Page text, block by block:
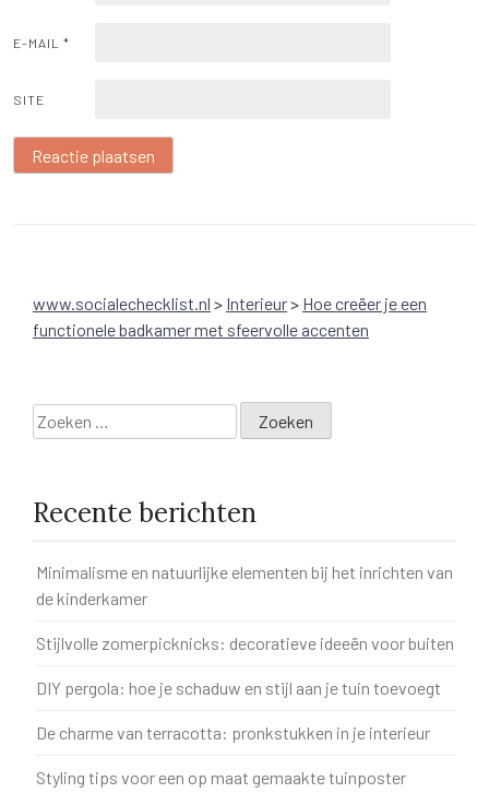
E-MAIL *
SITE
www.socialechecklist.nl > Interieur> Hoe creëer je een
functionele badkamer met sfeervolle accenten
Zoeken
naar:
Recente berichten
Minimalisme en natuurlijke elementen bij het inrichten van
de kinderkamer
Stijlvolle zomerpicknicks: decoratieve ideeën voor buiten
DIY pergola: hoe je schaduw en stijl aan je tuin toevoegt
De charme van terracotta: pronkstukken in je interieur
Styling tips voor een op maat gemaakte tuinposter